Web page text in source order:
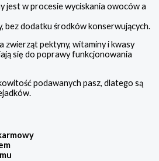
jest w procesie wyciskania owoców a
bez dodatku środków konserwujących.
zwierząt pektyny, witaminy i kwasy
się do poprawy funkcjonowania
podawanych pasz, dlatego są